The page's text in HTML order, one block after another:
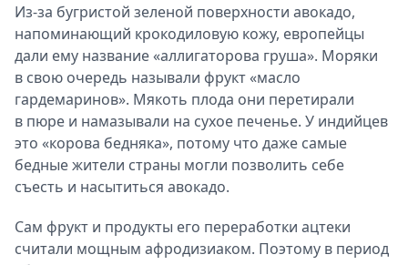
Противопоказания и вред масла авокадо
Из-за бугристой зеленой поверхности авокадо,
напоминающий крокодиловую кожу, европейцы
дали ему название «аллигаторова груша». Моряки
в свою очередь называли фрукт «масло
гардемаринов». Мякоть плода они перетирали
в пюре и намазывали на сухое печенье. У индийцев
это «корова бедняка», потому что даже самые
бедные жители страны могли позволить себе
съесть и насытиться авокадо.
Сам фрукт и продукты его переработки ацтеки
считали мощным афродизиаком. Поэтому в период